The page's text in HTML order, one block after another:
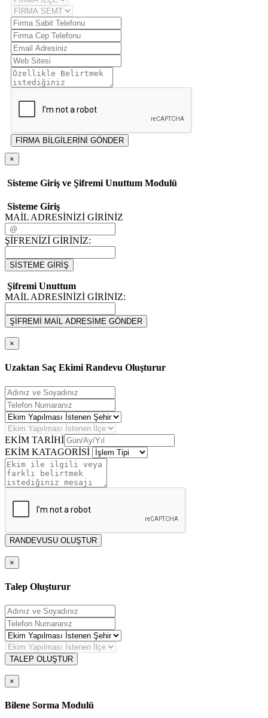
FİRMA BİLGİLERİNİ GÖNDER
×
Sisteme Giriş ve Şifremi Unuttum Modulü
Sisteme Giriş
MAİL ADRESİNİZİ GİRİNİZ
ŞİFRENİZİ GİRİNİZ:
SİSTEME GİRİŞ
Şifremi Unuttum
MAİL ADRESİNİZİ GİRİNİZ:
ŞİFREMİ MAİL ADRESİME GÖNDER
×
Uzaktan Saç Ekimi Randevu Oluşturur
EKİM TARİHİ
EKİM KATAGORİSİ
RANDEVUSU OLUŞTUR
×
Talep Oluşturur
TALEP OLUŞTUR
×
Bilene Sorma Modulü